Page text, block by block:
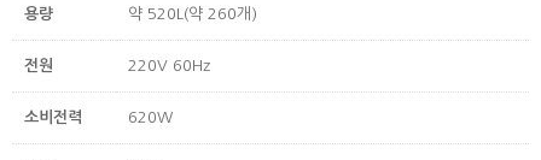
용량 약 520L(약 260개)
전원 220V 60Hz
소비전력 620W